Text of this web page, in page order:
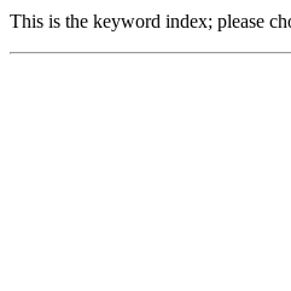
This is the keyword index; please